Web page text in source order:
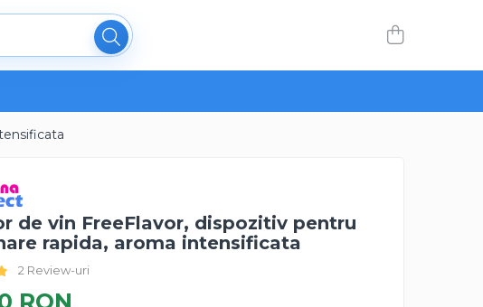
de vin FreeFlavor, dispozitiv pentru
rapida, aroma intensificata
2 Review-uri